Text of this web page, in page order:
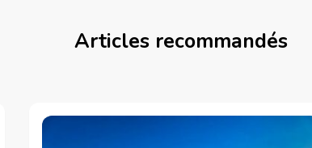
Articles recommandés